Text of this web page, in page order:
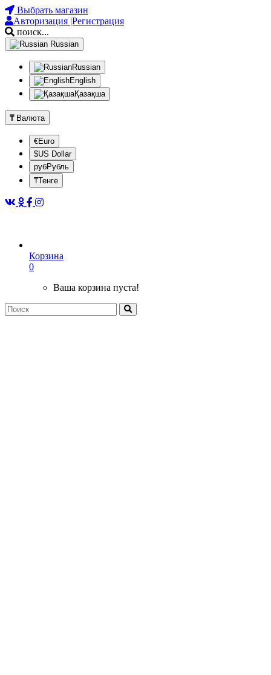
Выбрать магазин
Авторизация |Регистрация
поиск...
Russian
Russian
English
Қазақша
₸ Валюта
€Euro
$US Dollar
рубРубль
₸Тенге
Корзина
0
Ваша корзина пуста!